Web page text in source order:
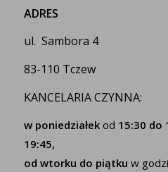
ADRES
ul. Sambora 4
83-110 Tczew
KANCELARIA CZYNNA:
w poniedziałekod 15:30 do
19:45,
od wtorku do piątku w